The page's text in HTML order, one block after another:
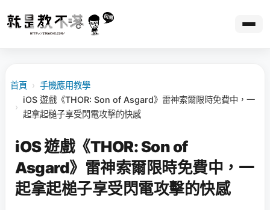
首頁 › 手機應用教學
›
iOS 遊戲《THOR: Son of Asgard》雷神索爾限時免費中，一
起拿起槌子享受閃電攻擊的快感
iOS 遊戲《THOR: Son of
Asgard》雷神索爾限時免費中，一
起拿起槌子享受閃電攻擊的快感